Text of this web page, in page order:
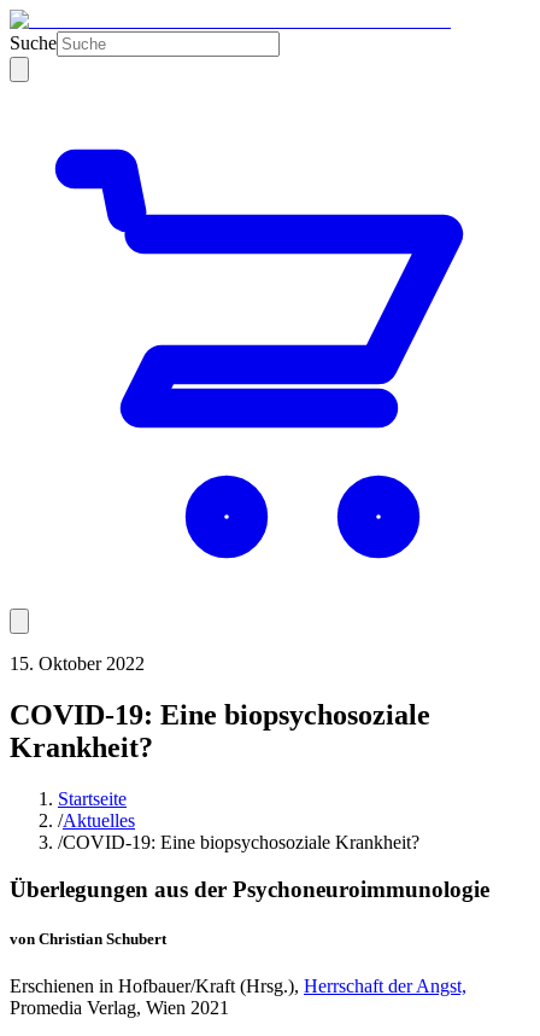
Suche
15. Oktober 2022
COVID-19: Eine biopsychosoziale
Krankheit?
Startseite
/Aktuelles
/COVID-19: Eine biopsychosoziale Krankheit?
Überlegungen aus der Psychoneuroimmunologie
von Christian Schubert
Erschienen in Hofbauer/Kraft (Hrsg.), Herrschaft der Angst,
Promedia Verlag, Wien 2021